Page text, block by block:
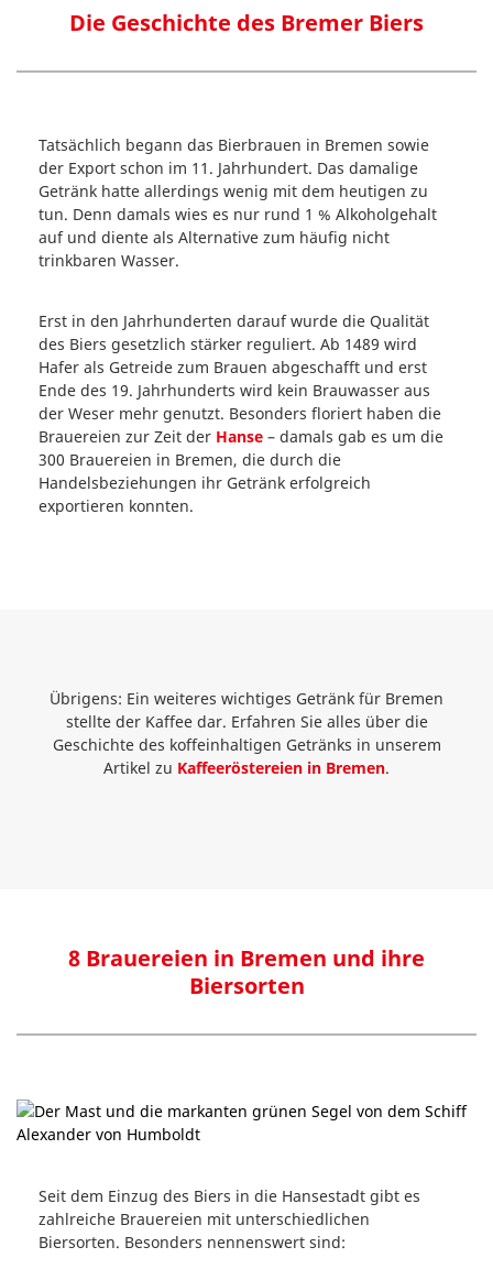
Die Geschichte des Bremer Biers
Tatsächlich begann das Bierbrauen in Bremen sowie
der Export schon im 11. Jahrhundert. Das damalige
Getränk hatte allerdings wenig mit dem heutigen zu
tun. Denn damals wies es nur rund 1 % Alkoholgehalt
auf und diente als Alternative zum häufig nicht
trinkbaren Wasser.
Erst in den Jahrhunderten darauf wurde die Qualität
des Biers gesetzlich stärker reguliert. Ab 1489 wird
Hafer als Getreide zum Brauen abgeschafft und erst
Ende des 19. Jahrhunderts wird kein Brauwasser aus
der Weser mehr genutzt. Besonders floriert haben die
Brauereien zur Zeit der Hanse – damals gab es um die
300 Brauereien in Bremen, die durch die
Handelsbeziehungen ihr Getränk erfolgreich
exportieren konnten.
Übrigens: Ein weiteres wichtiges Getränk für Bremen
stellte der Kaffee dar. Erfahren Sie alles über die
Geschichte des koffeinhaltigen Getränks in unserem
Artikel zu Kaffeeröstereien in Bremen.
8 Brauereien in Bremen und ihre
Biersorten
Seit dem Einzug des Biers in die Hansestadt gibt es
zahlreiche Brauereien mit unterschiedlichen
Biersorten. Besonders nennenswert sind: